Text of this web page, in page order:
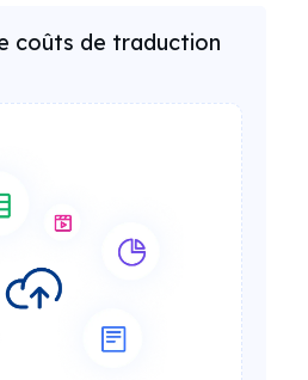
coûts de traduction